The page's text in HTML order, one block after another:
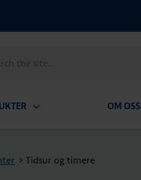
OM OSS
> Tidsur og timere